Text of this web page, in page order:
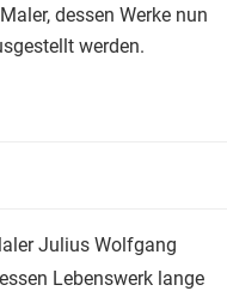
dessen Werke nun
werden.
Julius Wolfgang
Lebenswerk lange